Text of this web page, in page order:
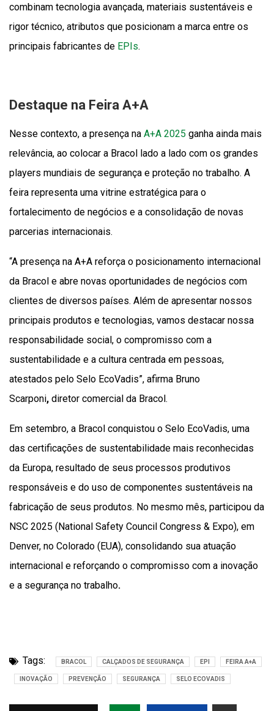
combinam tecnologia avançada, materiais sustentáveis e
rigor técnico, atributos que posicionam a marca entre os
principais fabricantes de EPIs.
Destaque na Feira A+A
Nesse contexto, a presença na A+A 2025 ganha ainda mais
relevância, ao colocar a Bracol lado a lado com os grandes
players mundiais de segurança e proteção no trabalho. A
feira representa uma vitrine estratégica para o
fortalecimento de negócios e a consolidação de novas
parcerias internacionais.
“A presença na A+A reforça o posicionamento internacional
da Bracol e abre novas oportunidades de negócios com
clientes de diversos países. Além de apresentar nossos
principais produtos e tecnologias, vamos destacar nossa
responsabilidade social, o compromisso com a
sustentabilidade e a cultura centrada em pessoas,
atestados pelo Selo EcoVadis”, afirma Bruno
Scarponi, diretor comercial da Bracol.
Em setembro, a Bracol conquistou o Selo EcoVadis, uma
das certificações de sustentabilidade mais reconhecidas
da Europa, resultado de seus processos produtivos
responsáveis e do uso de componentes sustentáveis na
fabricação de seus produtos. No mesmo mês, participou da
NSC 2025 (National Safety Council Congress & Expo), em
Denver, no Colorado (EUA), consolidando sua atuação
internacional e reforçando o compromisso com a inovação
e a segurança no trabalho.
Tags: BRACOL CALÇADOS DE SEGURANÇA EPI FEIRA A+A
INOVAÇÃO PREVENÇÃO SEGURANÇA SELO ECOVADIS